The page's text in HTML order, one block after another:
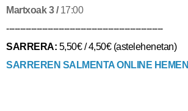
Martxoak 3 /17:00
---------------------------------------------------------
SARRERA: 5,50€ / 4,50€ (astelehenetan)
SARREREN SALMENTA ONLINE HEMEN